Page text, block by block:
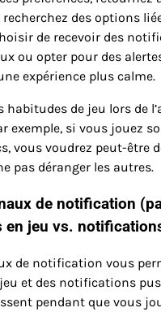
des options
de recevoir des
ou opter pour des
expérience plus calme.
habitudes de jeu lors de
exemple, si vous jouez
vous voudrez peut-être
pas déranger les autres.
de notification
en jeu vs.
de notification vous
et des notifications
pendant que vous